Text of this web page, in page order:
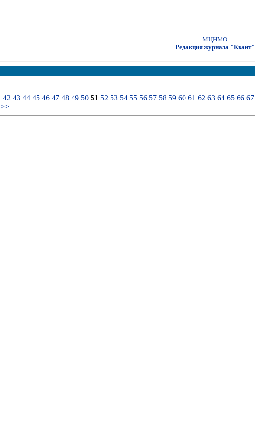
МЦНМО
Редакция журнала "Квант"
42 43 44 45 46 47 48 49 50 51 52 53 54 55 56 57 58 59 60 61 62 63 64 65 66 67
>>